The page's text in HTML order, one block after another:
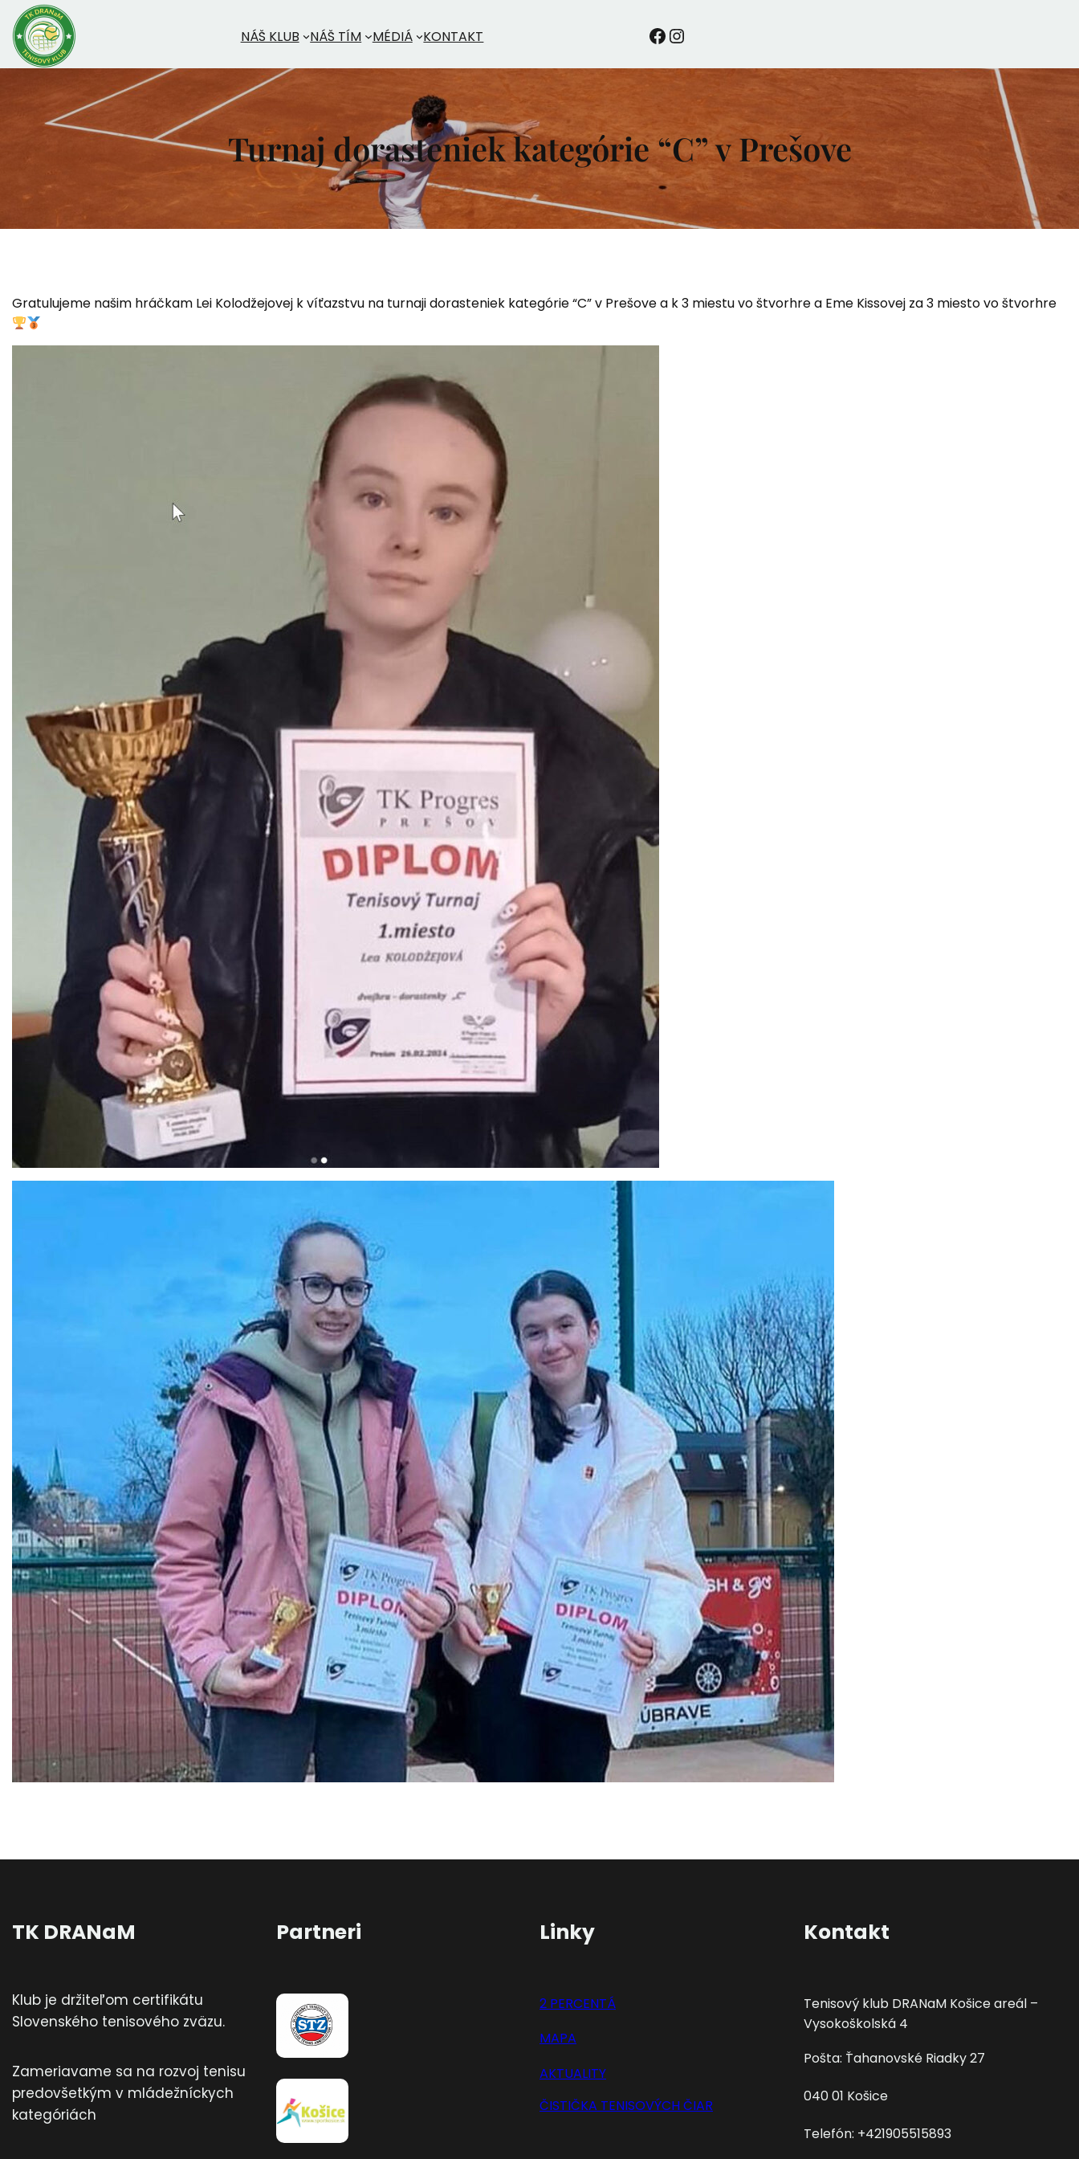
Prejsť
na
obsah
NÁŠ KLUB NÁŠ TÍM MÉDIÁ KONTAKT TKDRANaM Instagram
Turnaj dorasteniek kategórie “C” v Prešove
Gratulujeme našim hráčkam Lei Kolodžejovej k víťazstvu na turnaji dorasteniek kategórie “C” v Prešove a k 3 miestu vo štvorhre a Eme Kissovej za 3 miesto vo štvorhre
TK DRANaM
Klub je držiteľom certifikátu
Slovenského tenisového zväzu.
Zameriavame sa na rozvoj tenisu
predovšetkým v mládežníckych
kategóriách
Partneri Linky
2 PERCENTÁ
MAPA
AKTUALITY
ČISTIČKA TENISOVÝCH ČIAR
Kontakt
Tenisový klub DRANaM Košice areál –
Vysokoškolská 4
Pošta: Ťahanovské Riadky 27
040 01 Košice
Telefón: +421905515893